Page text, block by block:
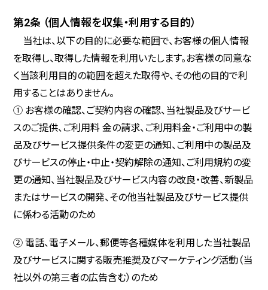
第2条 （個人情報を収集・利用する目的）
当社は、以下の目的に必要な範囲で、お客様の個人情報
を取得し、取得した情報を利用いたします。お客様の同意な
く当該利用目的の範囲を超えた取得や、その他の目的で利
用することはありません。
① お客様の確認、ご契約内容の確認、当社製品及びサービ
スのご提供、ご利用料 金の請求、ご利用料金・ご利用中の製
品及びサービス提供条件の変更の通知、ご利用中の製品及
びサービスの停止・中止・契約解除の通知、ご利用規約の変
更の通知、当社製品及びサービス内容の改良・改善、新製品
またはサービスの開発、その他当社製品及びサービス提供
に係わる活動のため
② 電話、電子メール、郵便等各種媒体を利用した当社製品
及びサービスに関する販売推奨及びマーケティング活動（当
社以外の第三者の広告含む）のため